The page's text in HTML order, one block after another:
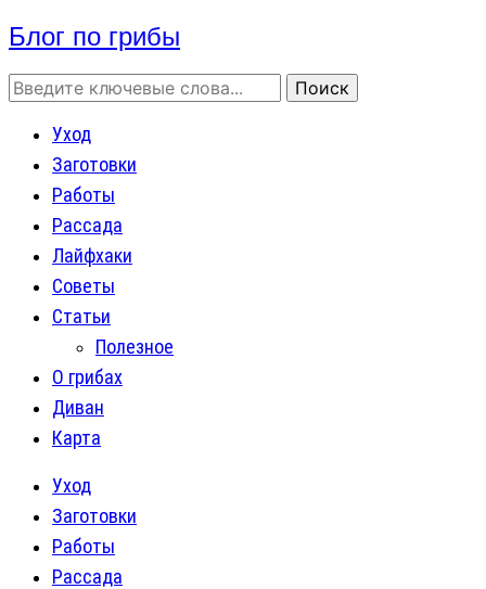
Блог по грибы
Уход
Заготовки
Работы
Рассада
Лайфхаки
Советы
Статьи
Полезное
О грибах
Диван
Карта
Уход
Заготовки
Работы
Рассада